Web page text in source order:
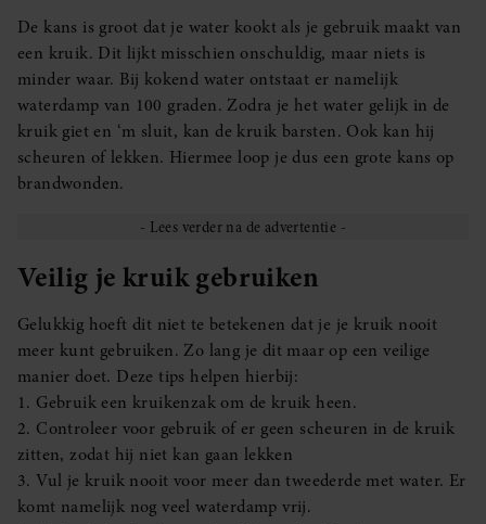
De kans is groot dat je water kookt als je gebruik maakt van
een kruik. Dit lijkt misschien onschuldig, maar niets is
minder waar. Bij kokend water ontstaat er namelijk
waterdamp van 100 graden. Zodra je het water gelijk in de
kruik giet en ‘m sluit, kan de kruik barsten. Ook kan hij
scheuren of lekken. Hiermee loop je dus een grote kans op
brandwonden.
Veilig je kruik gebruiken
Gelukkig hoeft dit niet te betekenen dat je je kruik nooit
meer kunt gebruiken. Zo lang je dit maar op een veilige
manier doet. Deze tips helpen hierbij:
1. Gebruik een kruikenzak om de kruik heen.
2. Controleer voor gebruik of er geen scheuren in de kruik
zitten, zodat hij niet kan gaan lekken
3. Vul je kruik nooit voor meer dan tweederde met water. Er
komt namelijk nog veel waterdamp vrij.